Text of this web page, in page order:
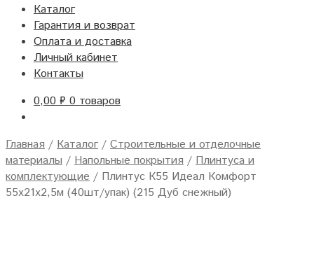
Каталог
Гарантия и возврат
Оплата и доставка
Личный кабинет
Контакты
0,00₽ 0 товаров
Главная / Каталог / Строительные и отделочные
материалы / Напольные покрытия / Плинтуса и
комплектующие / Плинтус К55 Идеал Комфорт
55х21х2,5м (40шт/упак) (215 Дуб снежный)